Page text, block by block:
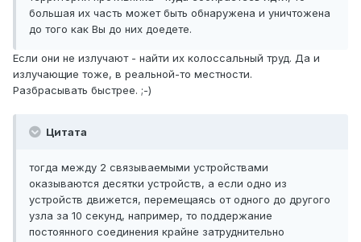
большая их часть может быть обнаружена и уничтожена
до того как Вы до них доедете.
Если они не излучают - найти их колоссальный труд. Да и
излучающие тоже, в реальной-то местности.
Разбрасывать быстрее. ;-)
Цитата
тогда между 2 связываемыми устройствами
оказываются десятки устройств, а если одно из
устройств движется, перемещаясь от одного до другого
узла за 10 секунд, например, то поддержание
постоянного соединения крайне затруднительно